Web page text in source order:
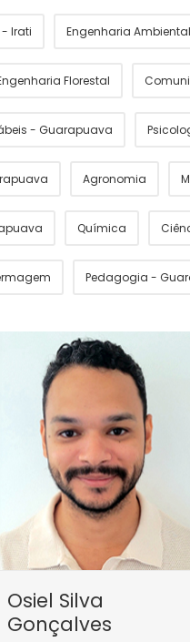
Irati Engenharia Ambiental
Florestal
- Guarapuava
Agronomia
Química
Pedagogia -
Osiel Silva
Gonçalves